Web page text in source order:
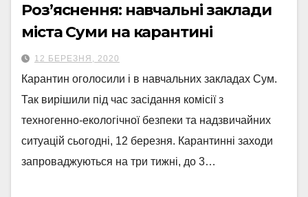
Роз’яснення: навчальні заклади
міста Суми на карантині
12 БЕРЕЗНЯ, 2020
Карантин оголосили і в навчальних закладах Сум.
Так вирішили під час засідання комісії з
техногенно-екологічної безпеки та надзвичайних
ситуацій сьогодні, 12 березня. Карантинні заходи
запроваджуються на три тижні, до 3…